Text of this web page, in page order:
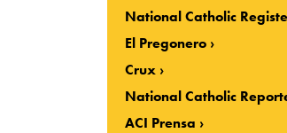
National Catholic
El Pregonero
Crux
National Catholic
ACI Prensa